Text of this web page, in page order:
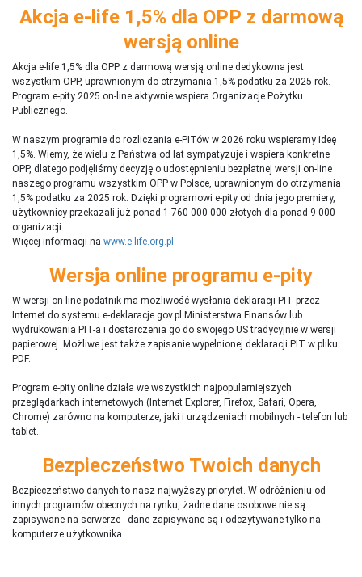
Akcja e-life 1,5% dla OPP z darmową
wersją online
Akcja e-life 1,5% dla OPP z darmową wersją online dedykowna jest
wszystkim OPP, uprawnionym do otrzymania 1,5% podatku za 2025 rok.
Program e-pity 2025 on-line aktywnie wspiera Organizacje Pożytku
Publicznego.
W naszym programie do rozliczania e-PITów w 2026 roku wspieramy ideę
1,5%. Wiemy, że wielu z Państwa od lat sympatyzuje i wspiera konkretne
OPP, dlatego podjęliśmy decyzję o udostępnieniu bezpłatnej wersji on-line
naszego programu wszystkim OPP w Polsce, uprawnionym do otrzymania
1,5% podatku za 2025 rok. Dzięki programowi e-pity od dnia jego premiery,
użytkownicy przekazali już ponad 1 760 000 000 złotych dla ponad 9 000
organizacji.
Więcej informacji na www.e-life.org.pl
Wersja online programu e-pity
W wersji on-line podatnik ma możliwość wysłania deklaracji PIT przez
Internet do systemu e-deklaracje.gov.pl Ministerstwa Finansów lub
wydrukowania PIT-a i dostarczenia go do swojego US tradycyjnie w wersji
papierowej. Możliwe jest także zapisanie wypełnionej deklaracji PIT w pliku
PDF.
Program e-pity online działa we wszystkich najpopularniejszych
przeglądarkach internetowych (Internet Explorer, Firefox, Safari, Opera,
Chrome) zarówno na komputerze, jaki i urządzeniach mobilnych - telefon lub
tablet..
Bezpieczeństwo Twoich danych
Bezpieczeństwo danych to nasz najwyższy priorytet. W odróżnieniu od
innych programów obecnych na rynku, żadne dane osobowe nie są
zapisywane na serwerze - dane zapisywane są i odczytywane tylko na
komputerze użytkownika.